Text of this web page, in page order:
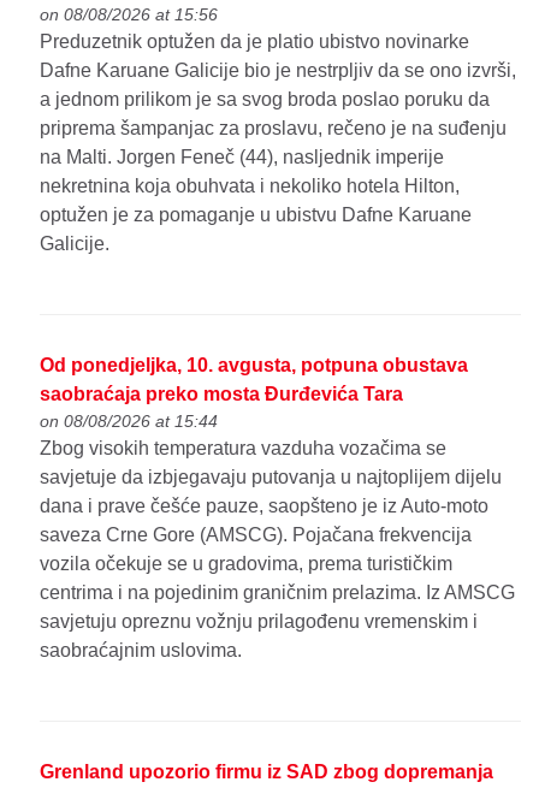
on 08/08/2026 at 15:56
Preduzetnik optužen da je platio ubistvo novinarke
Dafne Karuane Galicije bio je nestrpljiv da se ono izvrši,
a jednom prilikom je sa svog broda poslao poruku da
priprema šampanjac za proslavu, rečeno je na suđenju
na Malti. Jorgen Feneč (44), nasljednik imperije
nekretnina koja obuhvata i nekoliko hotela Hilton,
optužen je za pomaganje u ubistvu Dafne Karuane
Galicije.
Od ponedjeljka, 10. avgusta, potpuna obustava
saobraćaja preko mosta Đurđevića Tara
on 08/08/2026 at 15:44
Zbog visokih temperatura vazduha vozačima se
savjetuje da izbjegavaju putovanja u najtoplijem dijelu
dana i prave češće pauze, saopšteno je iz Auto-moto
saveza Crne Gore (AMSCG). Pojačana frekvencija
vozila očekuje se u gradovima, prema turističkim
centrima i na pojedinim graničnim prelazima. Iz AMSCG
savjetuju opreznu vožnju prilagođenu vremenskim i
saobraćajnim uslovima.
Grenland upozorio firmu iz SAD zbog dopremanja